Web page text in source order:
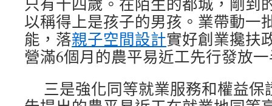
以稱得上是孩子的男孩。業帶動一
能，落親子空間設計實好創業攙扶
營滿6個月的農平易近工先行發放
三是強化同等就業服務和權益